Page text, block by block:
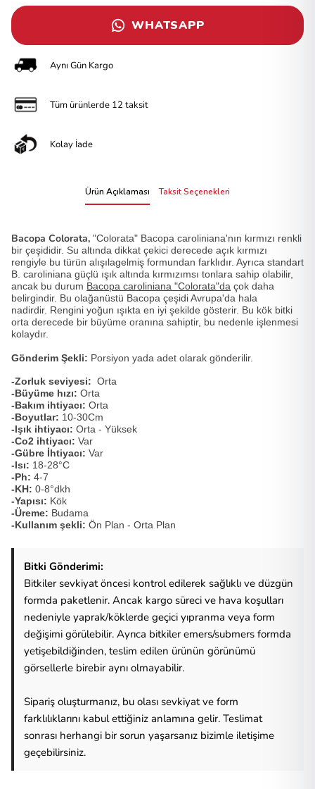
WHATSAPP
Aynı Gün Kargo
Tüm ürünlerde 12 taksit
Kolay İade
Ürün Açıklaması Taksit Seçenekleri
Bacopa Colorata, "Colorata" Bacopa caroliniana'nın kırmızı renkli
bir çeşididir. Su altında dikkat çekici derecede açık kırmızı
rengiyle bu türün alışılagelmiş formundan farklıdır. Ayrıca standart
B. caroliniana güçlü ışık altında kırmızımsı tonlara sahip olabilir,
ancak bu durum Bacopa caroliniana "Colorata"da çok daha
belirgindir. Bu olağanüstü Bacopa çeşidi Avrupa'da hala
nadirdir. Rengini yoğun ışıkta en iyi şekilde gösterir. Bu kök bitki
orta derecede bir büyüme oranına sahiptir, bu nedenle işlenmesi
kolaydır.
Gönderim Şekli: Porsiyon yada adet olarak gönderilir.
-Zorluk seviyesi: Orta
-Büyüme hızı: Orta
-Bakım ihtiyacı: Orta
-Boyutlar: 10-30Cm
-Işık ihtiyacı: Orta - Yüksek
-Co2 ihtiyacı: Var
-Gübre İhtiyacı: Var
-Isı: 18-28°C
-Ph: 4-7
-KH: 0-8°dkh
-Yapısı: Kök
-Üreme: Budama
-Kullanım şekli: Ön Plan - Orta Plan
Bitki Gönderimi:
Bitkiler sevkiyat öncesi kontrol edilerek sağlıklı ve düzgün
formda paketlenir. Ancak kargo süreci ve hava koşulları
nedeniyle yaprak/köklerde geçici yıpranma veya form
değişimi görülebilir. Ayrıca bitkiler emers/submers formda
yetişebildiğinden, teslim edilen ürünün görünümü
görsellerle birebir aynı olmayabilir.
Sipariş oluşturmanız, bu olası sevkiyat ve form
farklılıklarını kabul ettiğiniz anlamına gelir. Teslimat
sonrası herhangi bir sorun yaşarsanız bizimle iletişime
geçebilirsiniz.